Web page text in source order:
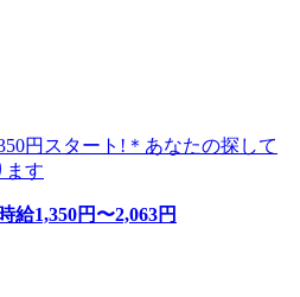
円スタート!＊あなたの探して
ます
時給1,350円〜2,063円